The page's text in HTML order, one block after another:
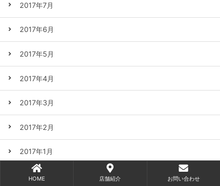
2017年7月
2017年6月
2017年5月
2017年4月
2017年3月
2017年2月
2017年1月
2016年12月
HOME 店舗紹介 お問い合わせ